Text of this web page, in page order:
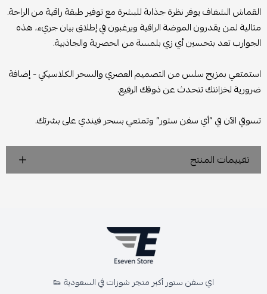
القماش الشفاف يوفر نظرة جذابة للبشرة مع توفير طبقة راقية من الراحة.
مثالية لمن يقدرون الموضة الراقية ويرغبون في إطلاق بيان جريء، هذه
الجوارب تعد بتحسين أي زي بلمسة من الحصرية والجاذبية.
استمتعي بمزيج سلس من التصميم العصري والسحر الكلاسيكي - إضافة
ضرورية لخزانتك تتحدث عن ذوقك الرفيع.
تسوقي الآن في “أي سفن ستور” وتمتعي بسحر فيندي على بشرتك.
تقييمات المنتج
اي سفن ستور أكبر متجر شوزات في السعودية 👟